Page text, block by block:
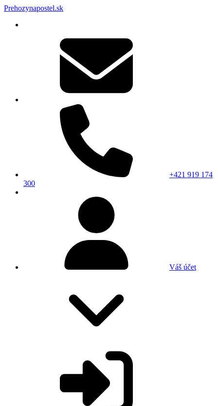
Prehozynapostel.sk
+421 919 174
300
Váš účet